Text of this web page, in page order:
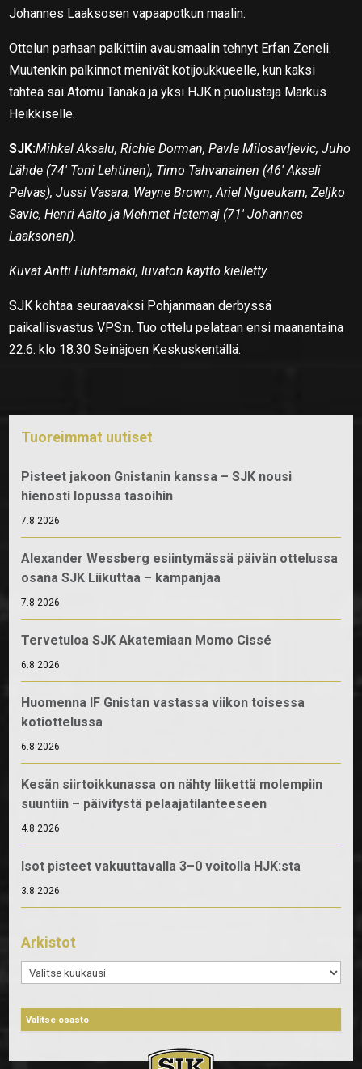
Johannes Laaksosen vapaapotkun maalin.
Ottelun parhaan palkittiin avausmaalin tehnyt Erfan Zeneli.
Muutenkin palkinnot menivät kotijoukkueelle, kun kaksi
tähteä sai Atomu Tanaka ja yksi HJK:n puolustaja Markus
Heikkiselle.
SJK:Mihkel Aksalu, Richie Dorman, Pavle Milosavljevic, Juho
Lähde (74′ Toni Lehtinen), Timo Tahvanainen (46′ Akseli
Pelvas), Jussi Vasara, Wayne Brown, Ariel Ngueukam, Zeljko
Savic, Henri Aalto ja Mehmet Hetemaj (71′ Johannes
Laaksonen).
Kuvat Antti Huhtamäki, luvaton käyttö kielletty.
SJK kohtaa seuraavaksi Pohjanmaan derbyssä
paikallisvastus VPS:n. Tuo ottelu pelataan ensi maanantaina
22.6. klo 18.30 Seinäjoen Keskuskentällä.
Tuoreimmat uutiset
Pisteet jakoon Gnistanin kanssa – SJK nousi
hienosti lopussa tasoihin
7.8.2026
Alexander Wessberg esiintymässä päivän ottelussa
osana SJK Liikuttaa – kampanjaa
7.8.2026
Tervetuloa SJK Akatemiaan Momo Cissé
6.8.2026
Huomenna IF Gnistan vastassa viikon toisessa
kotiottelussa
6.8.2026
Kesän siirtoikkunassa on nähty liikettä molempiin
suuntiin – päivitystä pelaajatilanteeseen
4.8.2026
Isot pisteet vakuuttavalla 3–0 voitolla HJK:sta
3.8.2026
Arkistot
Arkistot